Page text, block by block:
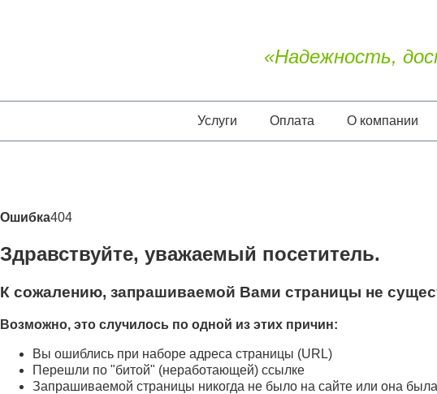
«Надежность,
Услуги Оплата О компании
Ошибка404
Здравствуйте, уважаемый посетитель.
К сожалению, запрашиваемой Вами страницы не
Возможно, это случилось по одной из этих причин:
Вы ошиблись при наборе адреса страницы (URL)
Перешли по "битой" (неработающей) ссылке
Запрашиваемой страницы никогда не было на сайте или она